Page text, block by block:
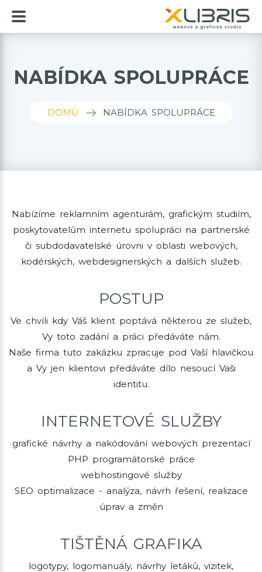
NABÍDKA SPOLUPRÁCE
DOMŮ NABÍDKA SPOLUPRÁCE
Nabízíme reklamním agenturám, grafickým studiím,
poskytovatelům internetu spolupráci na partnerské
či subdodavatelské úrovni v oblasti webových,
kodérských, webdesignerských a dalších služeb.
POSTUP
Ve chvíli kdy Váš klient poptává některou ze služeb,
Vy toto zadání a práci předáváte nám.
Naše firma tuto zakázku zpracuje pod Vaší hlavičkou
a Vy jen klientovi předáváte dílo nesoucí Vaši
identitu.
INTERNETOVÉ SLUŽBY
grafické návrhy a nakódování webových prezentací
PHP programátorské práce
webhostingové služby
SEO optimalizace - analýza, návrh řešení, realizace
úprav a změn
TIŠTĚNÁ GRAFIKA
logotypy, logomanuály, návrhy letáků, vizitek,